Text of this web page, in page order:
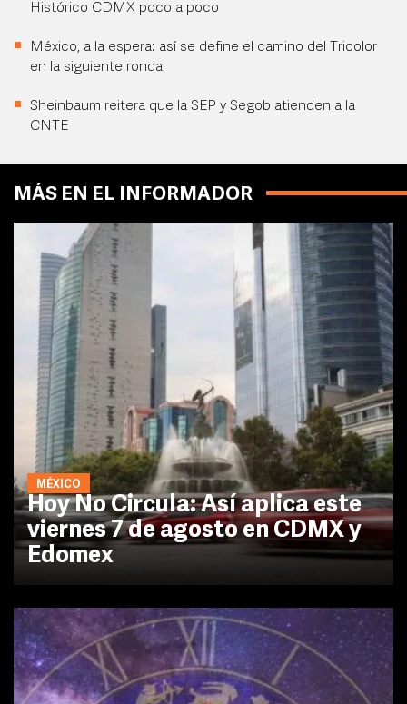
Histórico CDMX poco a poco
México, a la espera: así se define el camino del Tricolor
en la siguiente ronda
Sheinbaum reitera que la SEP y Segob atienden a la
CNTE
MÁS EN EL INFORMADOR
MÉXICO
Hoy No Circula: Así aplica este
viernes 7 de agosto en CDMX y
Edomex